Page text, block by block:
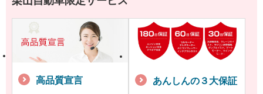
高品質宣言 あんしんの３大保証